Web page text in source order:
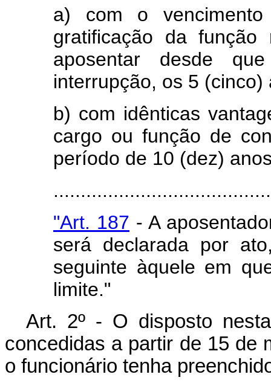
a) com o
gratificação da
aposentar desde
interrupção, os 5
b) com idênticas
cargo ou função de
período de 10 (dez)
"Art. 187 - A
será declarada por
seguinte àquele em
limite."
Art. 2º - O disposto
concedidas a partir de 15 de
o funcionário tenha